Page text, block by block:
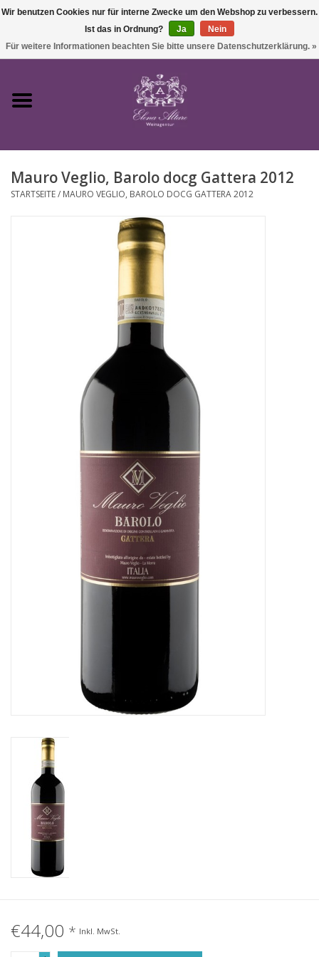
Startseite
Süßwein & Sekt
Mauro Veglio, Barolo docg Gattera 2012
STARTSEITE/ MAURO VEGLIO, BAROLO DOCG GATTERA 2012
€44,00 * Inkl. MwSt.
Wir benutzen Cookies nur für interne Zwecke um den Webshop zu verbessern.
Ist das in Ordnung?
Ja
Nein
Für weitere Informationen beachten Sie bitte unsere Datenschutzerklärung. »